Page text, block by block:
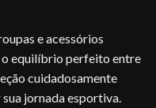
e acessórios
o equilíbrio perfeito entre
cuidadosamente
jornada esportiva.